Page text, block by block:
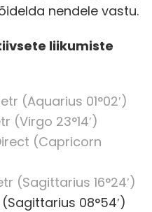
nendele vastu.
liikumiste
(Aquarius 01°02′)
(Virgo 23°14′)
(Capricorn
(Sagittarius 16°24′)
(Sagittarius 08°54′)